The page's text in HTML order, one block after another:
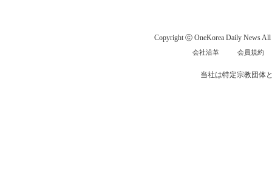
Copyright ⓒ OneKorea Daily News All
会社沿革 会員規約
当社は特定宗教団体